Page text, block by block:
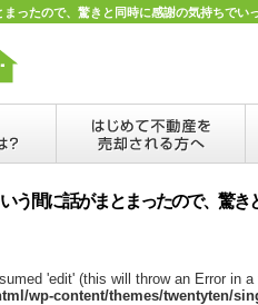
ったので、驚きと同時に感謝の気持ちでい
う間に話がまとまったので、驚
'edit' (this will throw an Error in
wp-content/themes/twentyten/